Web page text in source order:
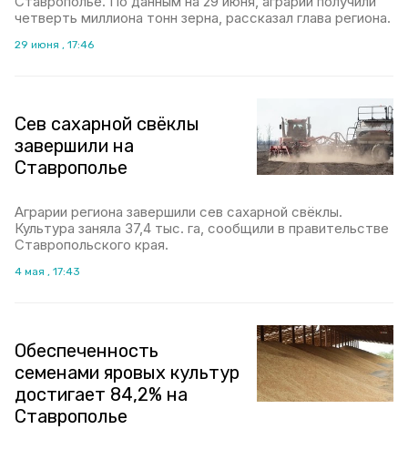
четверть миллиона тонн зерна, рассказал глава региона.
29 июня , 17:46
Сев сахарной свёклы
завершили на
Ставрополье
Аграрии региона завершили сев сахарной свёклы.
Культура заняла 37,4 тыс. га, сообщили в правительстве
Ставропольского края.
4 мая , 17:43
Обеспеченность
семенами яровых культур
достигает 84,2% на
Ставрополье